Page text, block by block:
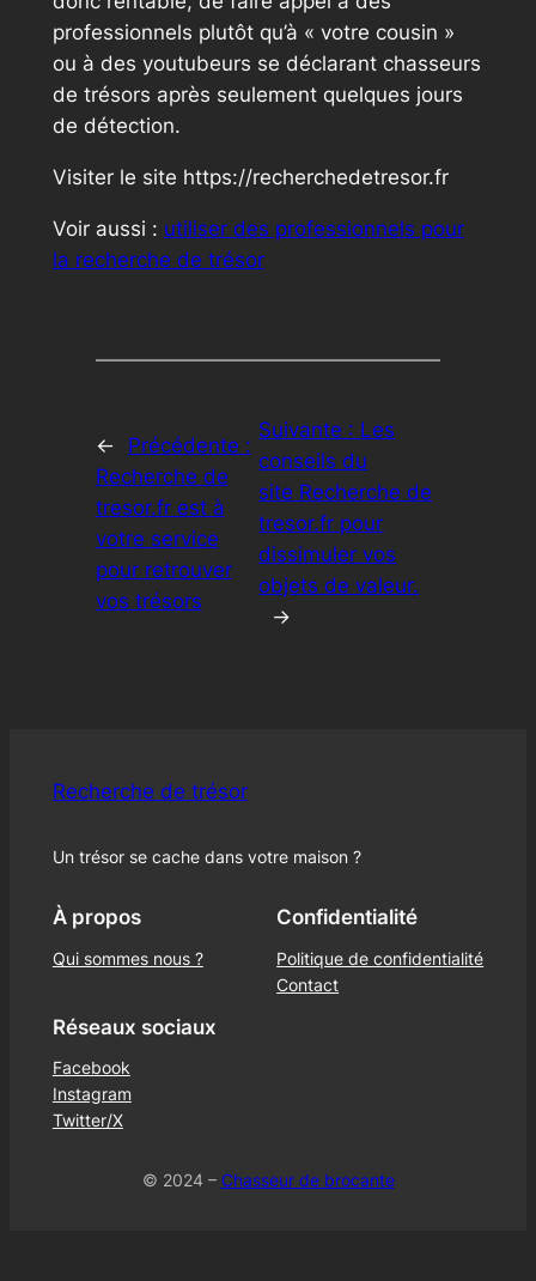
professionnels plutôt qu’à « votre cousin »
ou à des youtubeurs se déclarant chasseurs
de trésors après seulement quelques jours
de détection.
Visiter le site https://recherchedetresor.fr
Voir aussi : utiliser des professionnels pour
la recherche de trésor
←
Précédente :
Recherche de
tresor.fr est à
votre service
pour retrouver
vos trésors
Suivante : Les
conseils du
site Recherche de
tresor.fr pour
dissimuler vos
objets de valeur.
→
Recherche de trésor
Un trésor se cache dans votre maison ?
À propos
Qui sommes nous ?
Confidentialité
Politique de confidentialité
Contact
Réseaux sociaux
Facebook
Instagram
Twitter/X
© 2024 – Chasseur de brocante